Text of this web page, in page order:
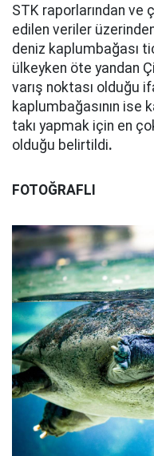
STK raporlarından
edilen veriler
deniz kaplumbağası
ülkeyken öte yandan
varış noktası olduğu
kaplumbağasının ise
takı yapmak için en
olduğu belirtildi.
FOTOĞRAFLI